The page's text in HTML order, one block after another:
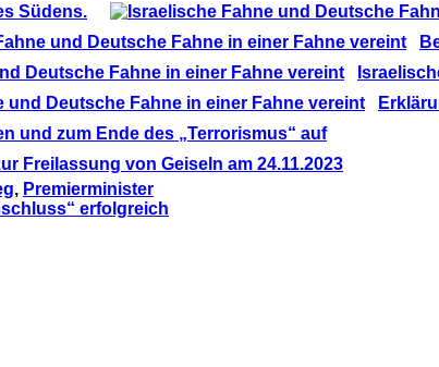
Südens.
und zum Ende des „Terrorismus“ auf
Freilassung von Geiseln am 24.11.2023
, Premierminister
erfolgreich